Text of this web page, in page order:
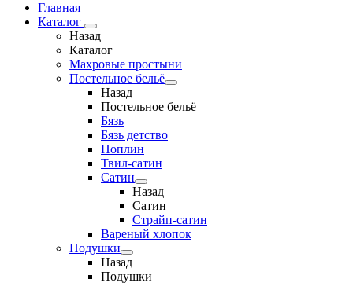
Главная
Каталог
Назад
Каталог
Махровые простыни
Постельное бельё
Назад
Постельное бельё
Бязь
Бязь детство
Поплин
Твил-сатин
Сатин
Назад
Сатин
Страйп-сатин
Вареный хлопок
Подушки
Назад
Подушки